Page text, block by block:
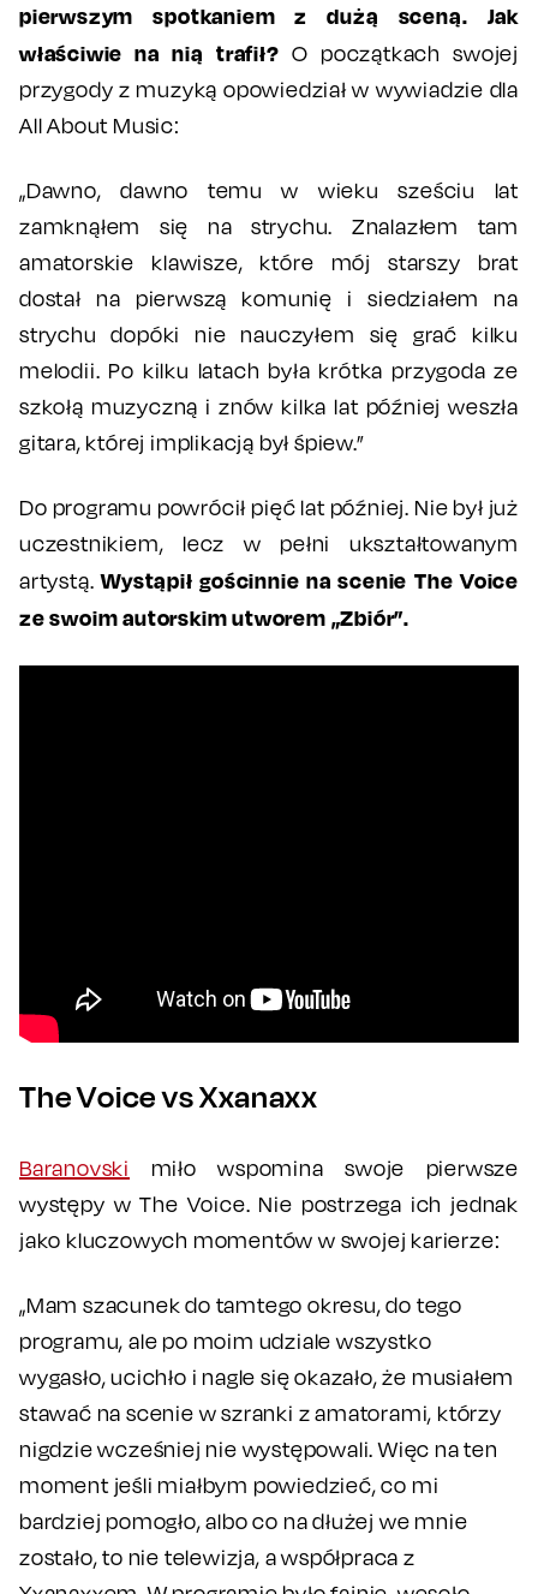
pierwszym spotkaniem z dużą sceną. Jak
właściwie na nią trafił? O początkach swojej
przygody z muzyką opowiedział w wywiadzie dla
All About Music:
„Dawno, dawno temu w wieku sześciu lat
zamknąłem się na strychu. Znalazłem tam
amatorskie klawisze, które mój starszy brat
dostał na pierwszą komunię i siedziałem na
strychu dopóki nie nauczyłem się grać kilku
melodii. Po kilku latach była krótka przygoda ze
szkołą muzyczną i znów kilka lat później weszła
gitara, której implikacją był śpiew.”
Do programu powrócił pięć lat później. Nie był już
uczestnikiem, lecz w pełni ukształtowanym
artystą.Wystąpił gościnnie na scenie The Voice
ze swoim autorskim utworem „Zbiór”.
The Voice vs Xxanaxx
Baranovski miło wspomina swoje pierwsze
występy w The Voice. Nie postrzega ich jednak
jako kluczowych momentów w swojej karierze:
„Mam szacunek do tamtego okresu, do tego
programu, ale po moim udziale wszystko
wygasło, ucichło i nagle się okazało, że musiałem
stawać na scenie w szranki z amatorami, którzy
nigdzie wcześniej nie występowali. Więc na ten
moment jeśli miałbym powiedzieć, co mi
bardziej pomogło, albo co na dłużej we mnie
zostało, to nie telewizja, a współpraca z